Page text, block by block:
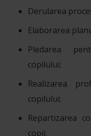
Derularea
Elaborarea
Pledarea
copilului;
Realizarea
copilului;
Repartizarea
copii.